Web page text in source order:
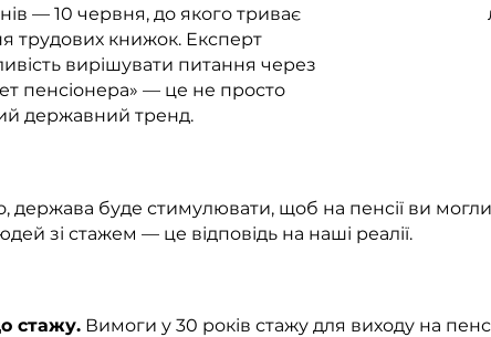
— 10 червня, до якого триває
трудових книжок. Експерт
вирішувати питання через
пенсіонера» — це не просто
державний тренд.
держава буде стимулювати, щоб на пенсії ви
зі стажем — це відповідь на наші реалії.
стажу. Вимоги у 30 років стажу для виходу на